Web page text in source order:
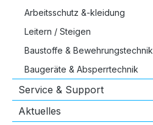
Arbeitsschutz &-kleidung
Leitern / Steigen
Baustoffe & Bewehrungstechnik
Baugeräte & Absperrtechnik
Service & Support
Aktuelles